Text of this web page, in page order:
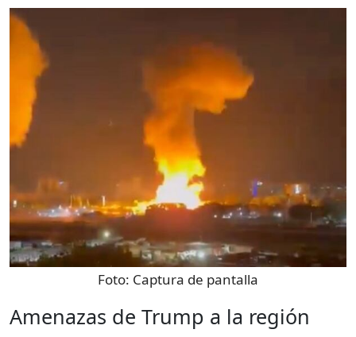
Foto: Captura de pantalla
Amenazas de Trump a la región